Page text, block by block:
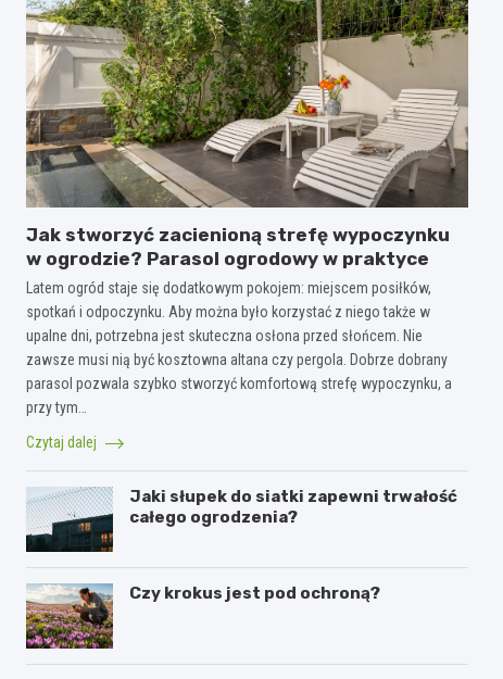
Jak stworzyć zacienioną strefę wypoczynku
w ogrodzie? Parasol ogrodowy w praktyce
Latem ogród staje się dodatkowym pokojem: miejscem posiłków,
spotkań i odpoczynku. Aby można było korzystać z niego także w
upalne dni, potrzebna jest skuteczna osłona przed słońcem. Nie
zawsze musi nią być kosztowna altana czy pergola. Dobrze dobrany
parasol pozwala szybko stworzyć komfortową strefę wypoczynku, a
przy tym…
Czytaj dalej
Jaki słupek do siatki zapewni trwałość
całego ogrodzenia?
Czy krokus jest pod ochroną?